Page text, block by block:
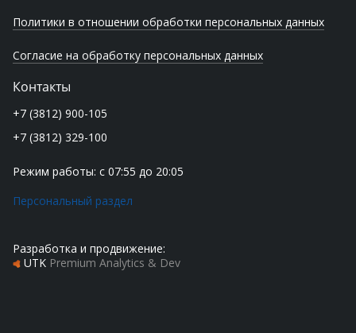
Политики в отношении обработки персональных данных
Согласие на обработку персональных данных
Контакты
+7 (3812) 900-105
+7 (3812) 329-100
Режим работы: с 07:55 до 20:05
Персональный раздел
Разработка и продвижение:
UTK Premium Analytics & Dev